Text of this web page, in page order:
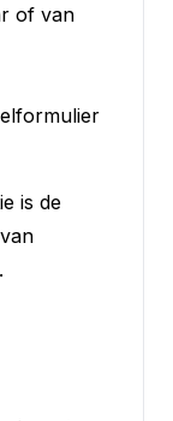
of van
is de